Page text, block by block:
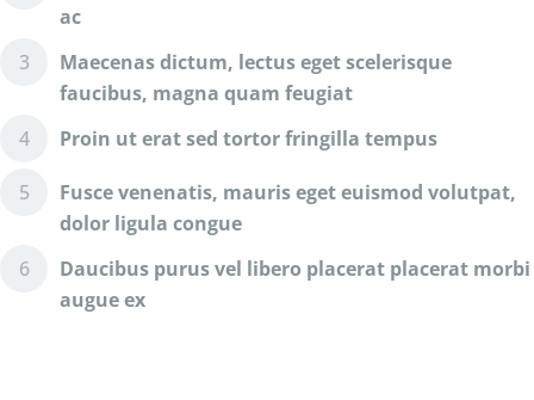
ac
Maecenas dictum, lectus eget scelerisque
faucibus, magna quam feugiat
Proin ut erat sed tortor fringilla tempus
Fusce venenatis, mauris eget euismod volutpat,
dolor ligula congue
Daucibus purus vel libero placerat placerat morbi
augue ex